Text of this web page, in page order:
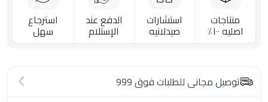
منتاجات
اصليه ١٠٠٪؜
استشارات
صيدلانيه
الدفع عند
الإستلام
استرجاع
سهل
توصيل مجانى للطلبات فوق 999